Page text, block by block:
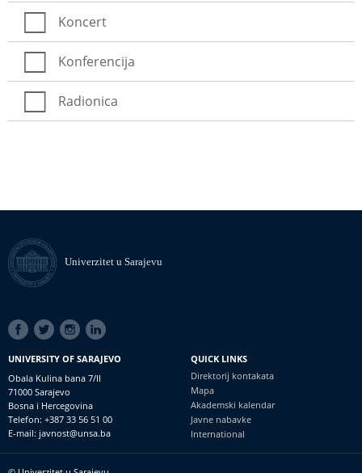
Koncert
Konferencija
Radionica
Univerzitet u Sarajevu
SOCIAL
LINKS
UNIVERSITY OF SARAJEVO
Obala Kulina bana 7/II
71000 Sarajevo
Bosna i Hercegovina
Telefon: +387 33 56 51 00
E-mail: javnost@unsa.ba
QUICK LINKS
Direktorij kontakata
Mapa
Akademski kalendar
Javne nabavke
International